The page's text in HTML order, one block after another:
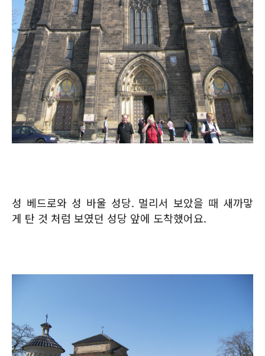
성 베드로와 성 바울 성당. 멀리서 보았을 때 새까맣
게 탄 것 처럼 보였던 성당 앞에 도착했어요.